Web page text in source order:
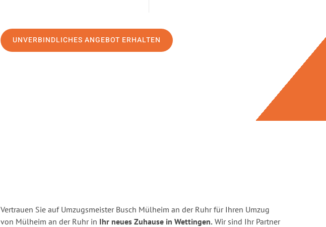
UNVERBINDLICHES ANGEBOT ERHALTEN
Vertrauen Sie auf Umzugsmeister Busch Mülheim an der Ruhr für Ihren Umzug
von Mülheim an der Ruhr in Ihr neues Zuhause in Wettingen. Wir sind Ihr Partner